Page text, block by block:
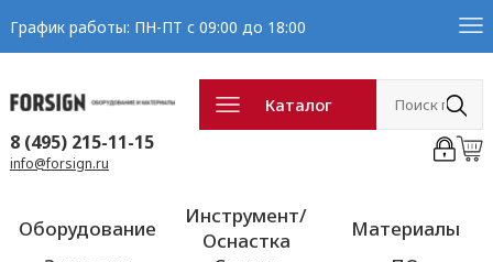
График работы: ПН-ПТ с 09:00 до 18:00
Каталог
8 (495) 215-11-15
info@forsign.ru
Оборудование
Инструмент/
Оснастка
Материалы